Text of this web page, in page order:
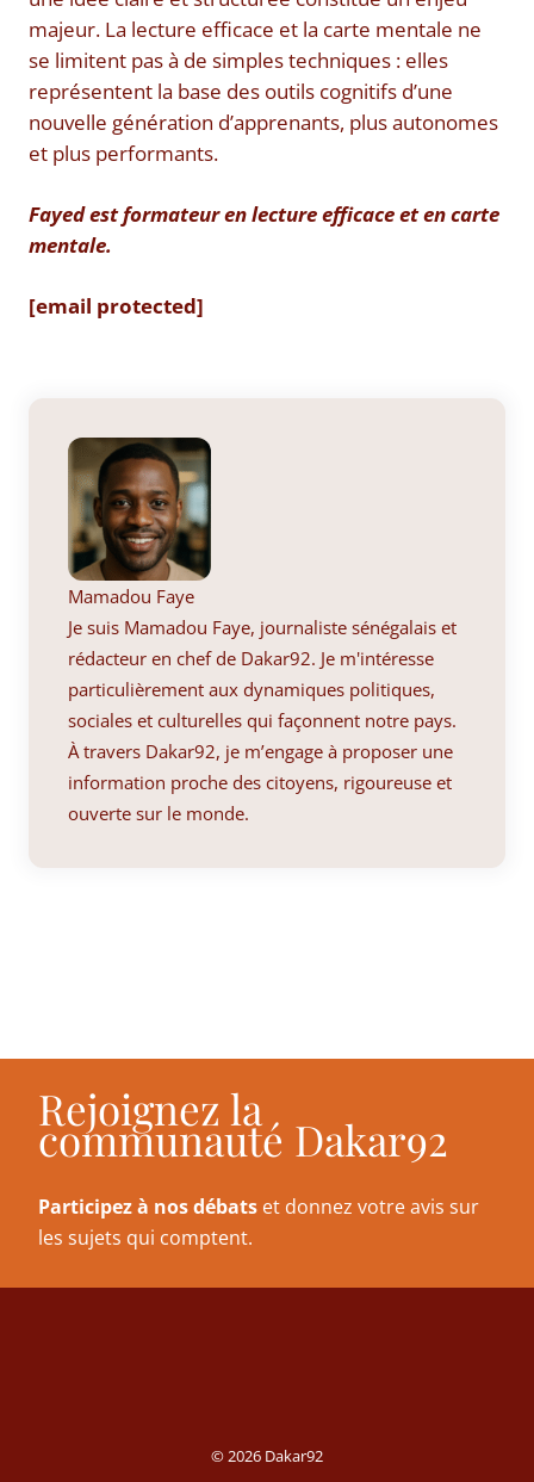
majeur. La lecture efficace et la carte mentale ne
se limitent pas à de simples techniques : elles
représentent la base des outils cognitifs d’une
nouvelle génération d’apprenants, plus autonomes
et plus performants.
Fayed est formateur en lecture efficace et en carte
mentale.
[email protected]
Mamadou Faye
Je suis Mamadou Faye, journaliste sénégalais et
rédacteur en chef de Dakar92. Je m'intéresse
particulièrement aux dynamiques politiques,
sociales et culturelles qui façonnent notre pays.
À travers Dakar92, je m’engage à proposer une
information proche des citoyens, rigoureuse et
ouverte sur le monde.
Rejoignez la
communauté Dakar92
Participez à nos débats et donnez votre avis sur
les sujets qui comptent.
© 2026 Dakar92